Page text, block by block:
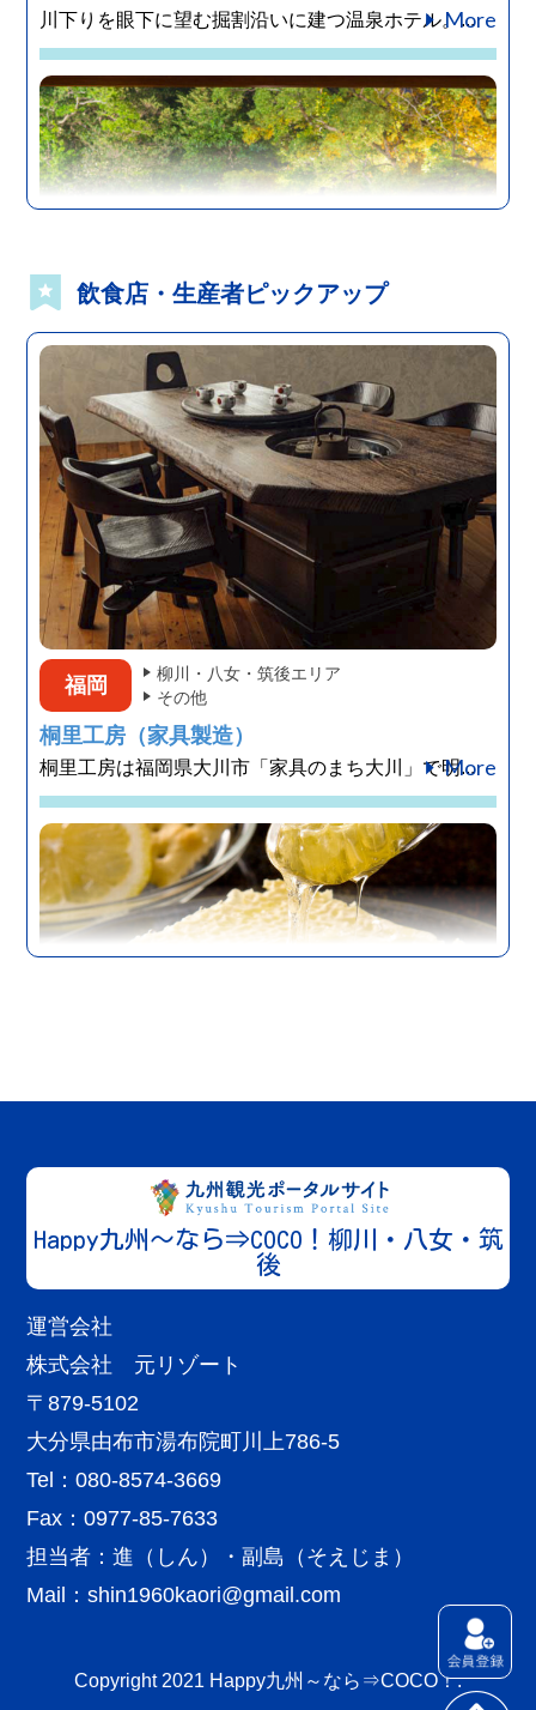
川下りを眼下に望む掘割沿いに建つ温泉ホテル。...
More
福岡
柳川・八女・筑後エリア
宿泊施設
柳川藩主立花邸 御花
歴史情緒溢れる、料亭旅館「御花」。 料亭な... More
福岡
柳川・八女・筑後エリア
宿泊施設
柳川 白柳荘
福岡
柳川・八女・筑後エリア
歴史情緒ある、水辺のまち柳川。北原白秋の生家...
飲食店・生産者ピックアップ
福岡
柳川・八女・筑後エリア
その他
桐里工房（家具製造）
桐里工房は福岡県大川市「家具のまち大川」で明...
More
福岡
飲食店
みつばち工房 花の道 八女本店
名養蜂家、青木勇彦とその弟子達が、五十余年以...More
柳川よかもん館
Happy九州～なら⇒COCO！柳川・八女・筑
後
運営会社
株式会社 元リゾート
〒879-5102
大分県由布市湯布院町川上786-5
Tel：080-8574-3669
Fax：0977-85-7633
担当者：進（しん）・副島（そえじま）
Mail：shin1960kaori@gmail.com
Copyright 2021 Happy九州～なら⇒COCO！.